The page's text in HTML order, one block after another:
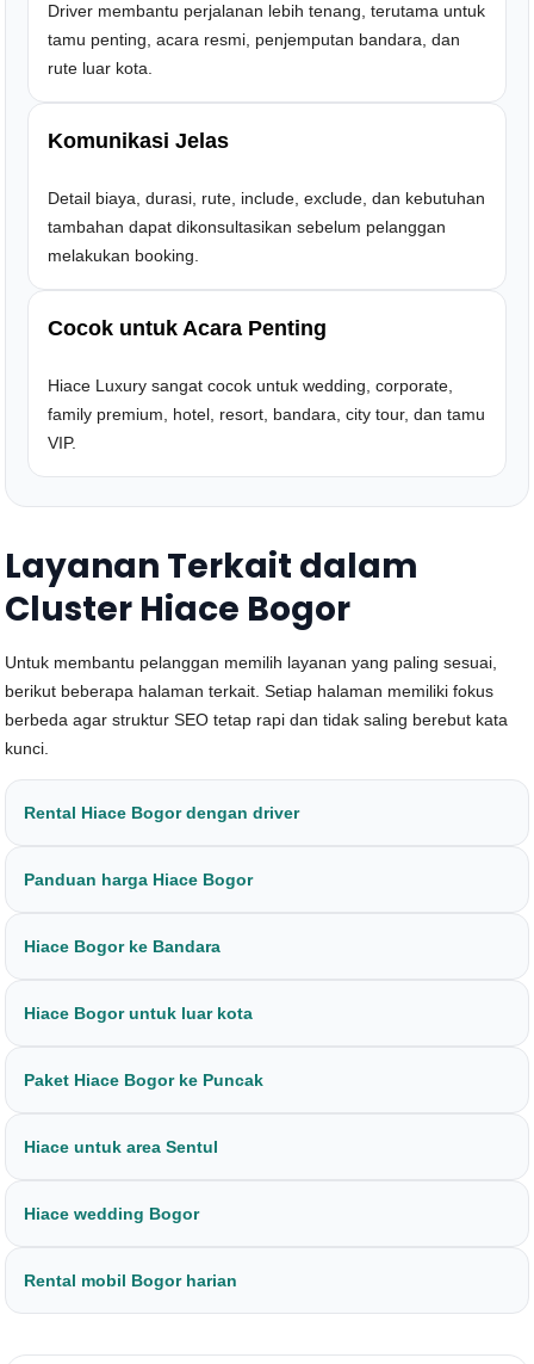
Driver membantu perjalanan lebih tenang, terutama untuk
tamu penting, acara resmi, penjemputan bandara, dan
rute luar kota.
Komunikasi Jelas
Detail biaya, durasi, rute, include, exclude, dan kebutuhan
tambahan dapat dikonsultasikan sebelum pelanggan
melakukan booking.
Cocok untuk Acara Penting
Hiace Luxury sangat cocok untuk wedding, corporate,
family premium, hotel, resort, bandara, city tour, dan tamu
VIP.
Layanan Terkait dalam
Cluster Hiace Bogor
Untuk membantu pelanggan memilih layanan yang paling sesuai,
berikut beberapa halaman terkait. Setiap halaman memiliki fokus
berbeda agar struktur SEO tetap rapi dan tidak saling berebut kata
kunci.
Rental Hiace Bogor dengan driver
Panduan harga Hiace Bogor
Hiace Bogor ke Bandara
Hiace Bogor untuk luar kota
Paket Hiace Bogor ke Puncak
Hiace untuk area Sentul
Hiace wedding Bogor
Rental mobil Bogor harian